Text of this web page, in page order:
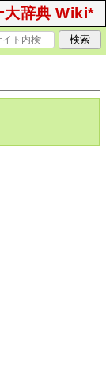
大辞典 Wiki*